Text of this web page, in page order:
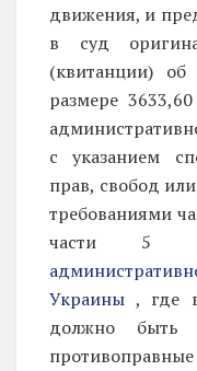
движения, и
в суд
(квитанции) об
размере
с указанием
прав, свобод
требованиями
части 5
Украины , где
должно быть